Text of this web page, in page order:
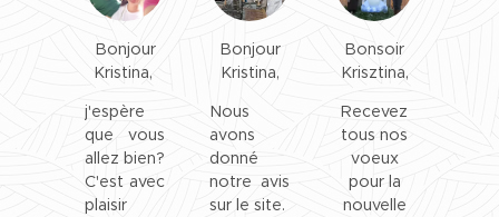
Bonjour
Kristina,
j'espère
que vous
allez bien?
C'est avec
plaisir
Bonjour
Kristina,
Nous
avons
donné
notre avis
sur le site.
Bonsoir
Krisztina,
Recevez
tous nos
voeux
pour la
nouvelle